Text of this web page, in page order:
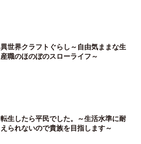
異世界クラフトぐらし～自由気ままな生
産職のほのぼのスローライフ～
転生したら平民でした。～生活水準に耐
えられないので貴族を目指します～